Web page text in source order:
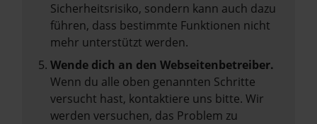
Sicherheitsrisiko, sondern kann auch dazu
führen, dass bestimmte Funktionen nicht
mehr unterstützt werden.
Wende dich an den Webseitenbetreiber.
Wenn du alle oben genannten Schritte
versucht hast, kontaktiere uns bitte. Wir
werden versuchen, das Problem zu